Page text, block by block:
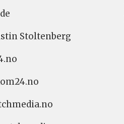
Stoltenberg